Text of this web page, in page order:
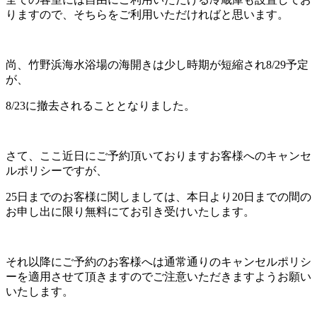
りますので、そちらをご利用いただければと思います。
尚、竹野浜海水浴場の海開きは少し時期が短縮され8/29予定
が、
8/23に撤去されることとなりました。
さて、ここ近日にご予約頂いておりますお客様へのキャンセ
ルポリシーですが、
25日までのお客様に関しましては、本日より20日までの間の
お申し出に限り無料にてお引き受けいたします。
それ以降にご予約のお客様へは通常通りのキャンセルポリシ
ーを適用させて頂きますのでご注意いただきますようお願い
いたします。